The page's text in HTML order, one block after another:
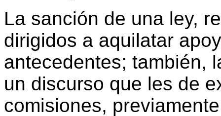
La sanción de una ley,
dirigidos a aquilatar
antecedentes; también,
un discurso que les de
comisiones,